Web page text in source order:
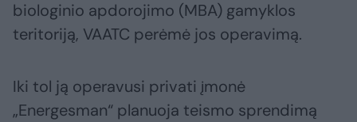
biologinio apdorojimo (MBA) gamyklos
teritoriją, VAATC perėmė jos operavimą.
Iki tol ją operavusi privati įmonė
„Energesman“ planuoja teismo sprendimą